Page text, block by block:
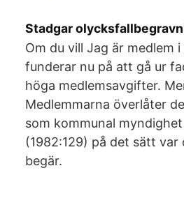
Stadgar
Om du vill Jag är medlem
funderar nu på att gå ur
höga medlemsavgifter.
Medlemmarna överlåter
som kommunal
(1982:129) på det sätt var
begär.